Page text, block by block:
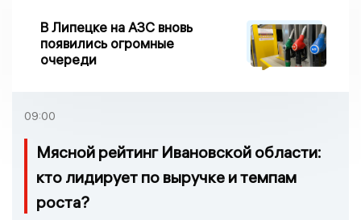
В Липецке на АЗС вновь
появились огромные
очереди
09:00
Мясной рейтинг Ивановской области:
кто лидирует по выручке и темпам
роста?